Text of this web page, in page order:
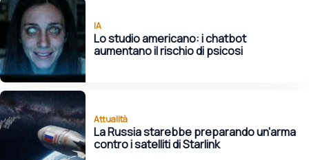
IA
Lo studio americano: i chatbot
aumentano il rischio di psicosi
Attualità
La Russia starebbe preparando un'arma
contro i satelliti di Starlink